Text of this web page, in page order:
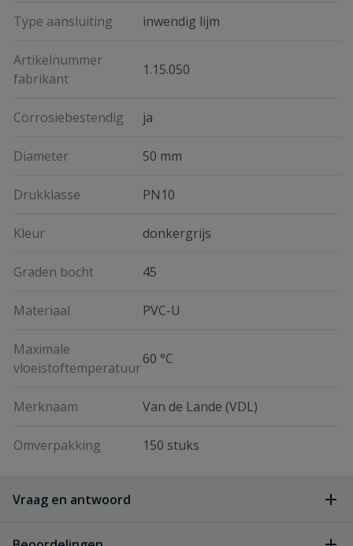
Type aansluiting inwendig lijm
Artikelnummer
fabrikant
1.15.050
Corrosiebestendig ja
Diameter 50 mm
Drukklasse PN10
Kleur donkergrijs
Graden bocht 45
Materiaal PVC-U
Maximale
vloeistoftemperatuur
60 °C
Merknaam Van de Lande (VDL)
Omverpakking 150 stuks
Vraag en antwoord